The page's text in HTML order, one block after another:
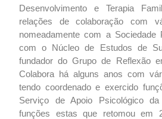
Desenvolvimento e Terapia
relações de colaboração com
nomeadamente com a Sociedade
com o Núcleo de Estudos de
fundador do Grupo de Reflexão
Colabora há alguns anos com
tendo coordenado e exercido
Serviço de Apoio Psicológico
funções estas que retomou em